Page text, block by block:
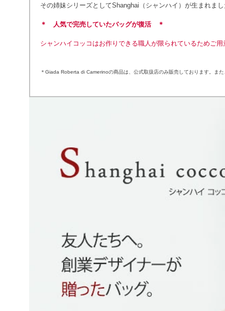
その姉妹シリーズとしてShanghai（シャンハイ）が生まれま
＊ 人気で完売していたバッグが復活 ＊
シャンハイコッコはお作りできる職人が限られているためご
＊Giada Roberta di Camerinoの商品は、公式取扱店のみ販売しております。ま